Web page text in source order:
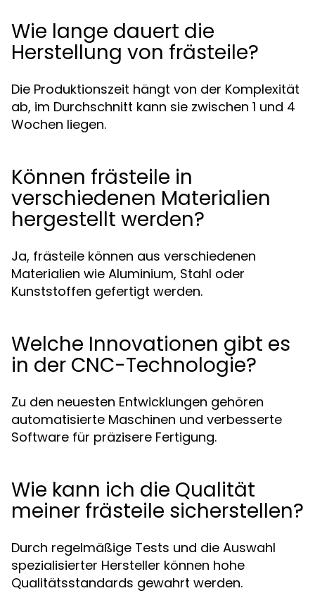
Wie lange dauert die
Herstellung von frästeile?
Die Produktionszeit hängt von der Komplexität
ab, im Durchschnitt kann sie zwischen 1 und 4
Wochen liegen.
Können frästeile in
verschiedenen Materialien
hergestellt werden?
Ja, frästeile können aus verschiedenen
Materialien wie Aluminium, Stahl oder
Kunststoffen gefertigt werden.
Welche Innovationen gibt es
in der CNC-Technologie?
Zu den neuesten Entwicklungen gehören
automatisierte Maschinen und verbesserte
Software für präzisere Fertigung.
Wie kann ich die Qualität
meiner frästeile sicherstellen?
Durch regelmäßige Tests und die Auswahl
spezialisierter Hersteller können hohe
Qualitätsstandards gewahrt werden.